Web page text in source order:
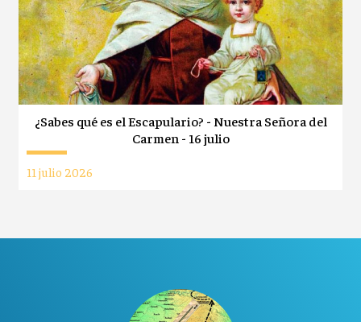
¿Sabes qué es el Escapulario? - Nuestra Señora del
Carmen - 16 julio
11 julio 2026